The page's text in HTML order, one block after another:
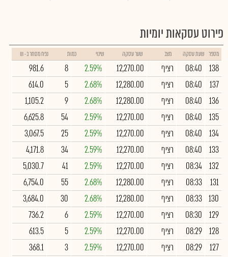
פירוט עסקאות יומיות
מספר שעת עסקה מצב שער עסקה שינוי כמות נפח מסחר ב- ₪
138
08:40 רציף 12,270.00
2.59%
8
981.6
137
08:40 רציף 12,280.00
2.68%
5
614.0
136
08:40 רציף 12,280.00
2.68%
9
1,105.2
135
08:40 רציף 12,270.00
2.59%
54
6,625.8
134
08:40 רציף 12,270.00
2.59%
25
3,067.5
133
08:40 רציף 12,270.00
2.59%
34
4,171.8
132
08:34 רציף 12,270.00
2.59%
41
5,030.7
131
08:33 רציף 12,280.00
2.68%
55
6,754.0
130
08:33 רציף 12,280.00
2.68%
30
3,684.0
129
08:30 רציף 12,270.00
2.59%
6
736.2
128
08:29 רציף 12,270.00
2.59%
5
613.5
127
08:29 רציף 12,270.00
2.59%
3
368.1